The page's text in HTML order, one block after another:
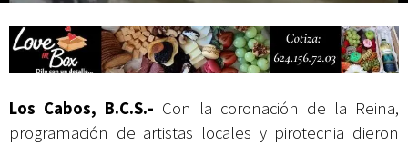
Los Cabos, B.C.S.- Con la coronación de la Reina,
programación de artistas locales y pirotecnia dieron